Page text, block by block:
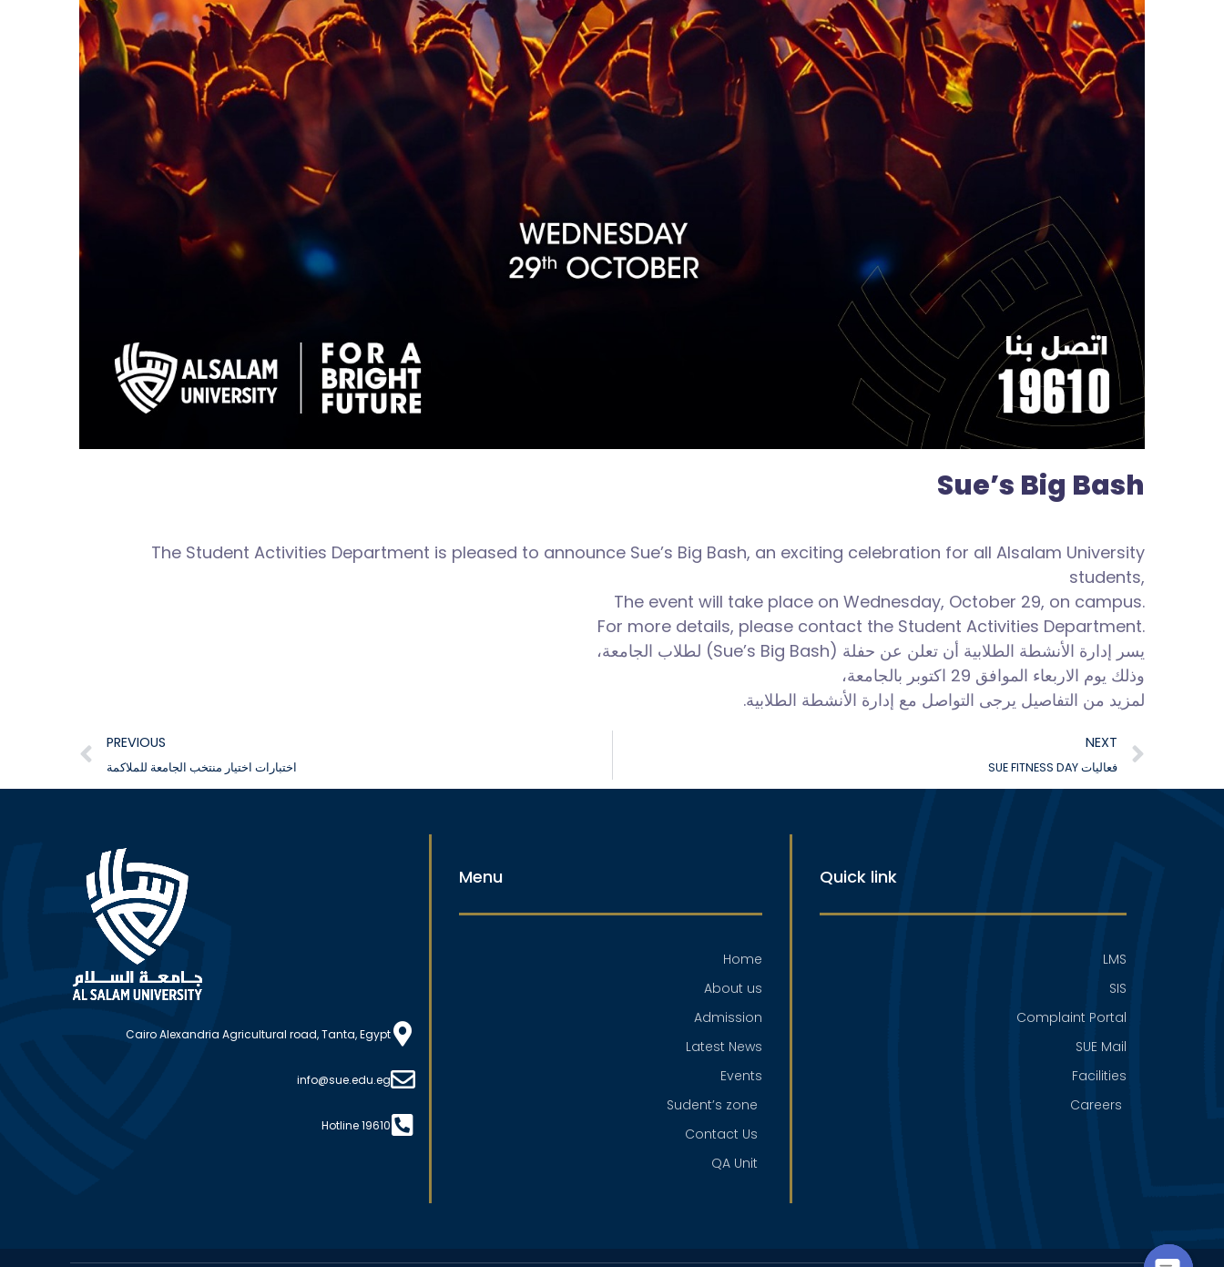
Sue’s Big Bash
The Student Activities Department is pleased to announce Sue’s Big Bash, an exciting celebration for all Alsalam University
students,
The event will take place on Wednesday, October 29, on campus.
For more details, please contact the Student Activities Department.
يسر إدارة الأنشطة الطلابية أن تعلن عن حفلة (Sue’s Big Bash) لطلاب الجامعة،
وذلك يوم الاربعاء الموافق 29 اكتوبر بالجامعة،
لمزيد من التفاصيل يرجى التواصل مع إدارة الأنشطة الطلابية.
PREVIOUS
اختبارات اختيار منتخب الجامعة للملاكمة
NEXT
SUE FITNESS DAY فعاليات
Cairo Alexandria Agricultural road, Tanta, Egypt
info@sue.edu.eg
Hotline 19610
Menu
Home
About us
Admission
Latest News
Events
Sudent’s zone
Contact Us
QA Unit
Quick link
LMS
SIS
Complaint Portal
SUE Mail
Facilities
Careers